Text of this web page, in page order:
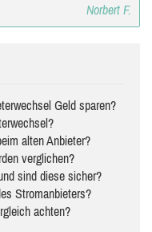
Norbert F.
Geld sparen?
alten Anbieter?
verglichen?
sind diese sicher?
Stromanbieters?
achten?